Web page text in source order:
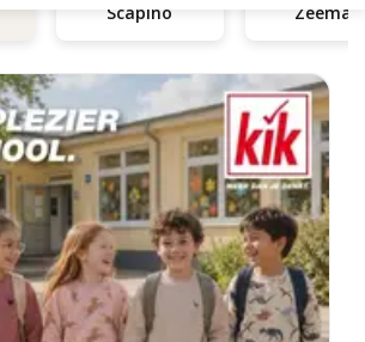
Scapino Zeeman